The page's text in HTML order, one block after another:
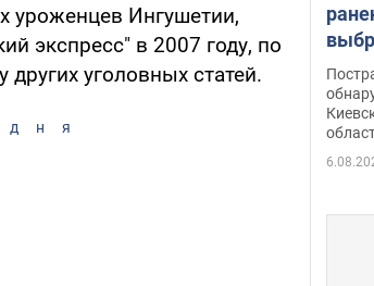
уроженцев Ингушетии,
экспресс" в 2007 году, по
других уголовных статей.
Фото